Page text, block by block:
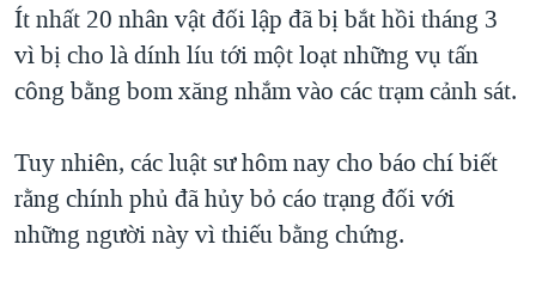
"Tìm"NGƯỜI VIỆT HẢI NGOẠI
ĐỜI SỐNG
KINH TẾ
KHOA HỌC
SỨC KHOẺ
VĂN HOÁ
HÀNH TRÌNH BẦU CỬ 2024
MỘT NĂM CHIẾN TRANH TẠI DẢI GAZA
NGÀY TỊ NẠN THẾ GIỚI
TRỊNH VĨNH BÌNH - NGƯỜI HẠ 'BÊN THẮNG CUỘC'
VIDEO
NGHE
Ngôn ngữ khác
Ít nhất 20 nhân vật đối lập đã bị bắt hồi tháng 3
vì bị cho là dính líu tới một loạt những vụ tấn
công bằng bom xăng nhắm vào các trạm cảnh sát.
Tuy nhiên, các luật sư hôm nay cho báo chí biết
rằng chính phủ đã hủy bỏ cáo trạng đối với
những người này vì thiếu bằng chứng.